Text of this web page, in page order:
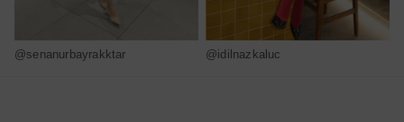
@senanurbayrakktar @idilnazkaluc